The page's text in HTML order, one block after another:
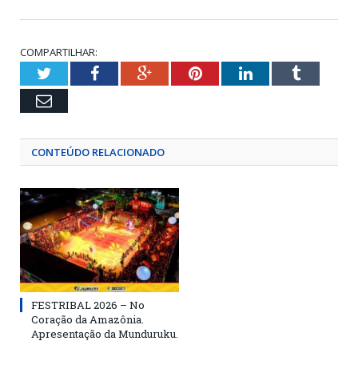
COMPARTILHAR:
TwitterFacebookGoogle+PinterestLinkedInTumblr
Email
CONTEÚDO RELACIONADO
FESTRIBAL 2026 – No
Coração da Amazônia.
Apresentação da Munduruku.